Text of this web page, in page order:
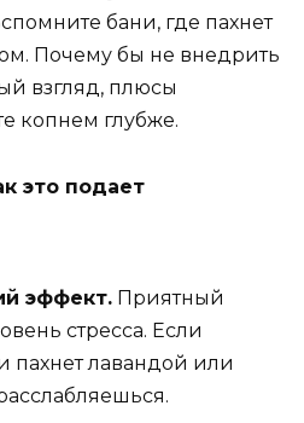
бани, где пахнет
Почему бы не внедрить
взгляд, плюсы
копнем глубже.
это подает
эффект. Приятный
стресса. Если
пахнет лавандой или